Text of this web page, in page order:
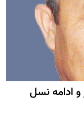
و ادامه نسل